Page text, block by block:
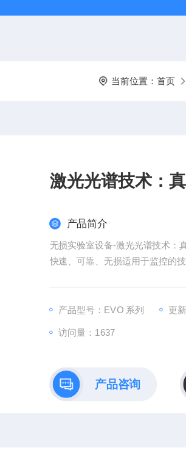
当前位置：首页
激光光谱技术：
产品简介
无损实验室设备-激光光谱技术：
快速、可靠、无损适用于监控的
产品型号：EVO 系列 更
访问量：1637
产品咨询